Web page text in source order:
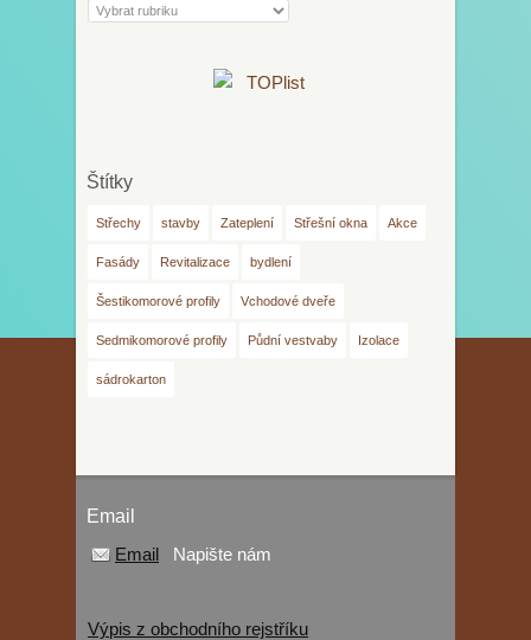
Rubriky
Štítky
Střechy stavby Zateplení Střešní okna Akce
Fasády Revitalizace bydlení
Šestikomorové profily Vchodové dveře
Sedmikomorové profily Půdní vestvaby Izolace
sádrokarton
Email
Email Napište nám
Výpis z obchodního rejstříku